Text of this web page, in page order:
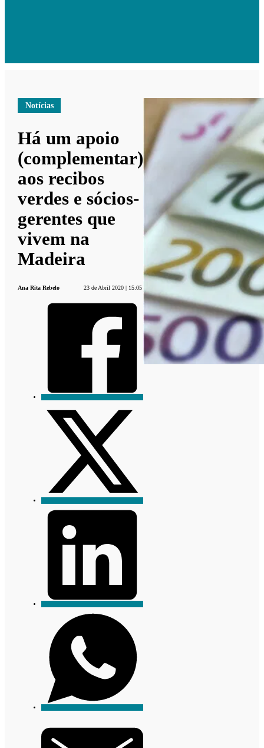
Notícias
Há um apoio
(complementar)
aos recibos
verdes e sócios-
gerentes que
vivem na
Madeira
Ana Rita Rebelo 23 de Abril 2020 | 15:05